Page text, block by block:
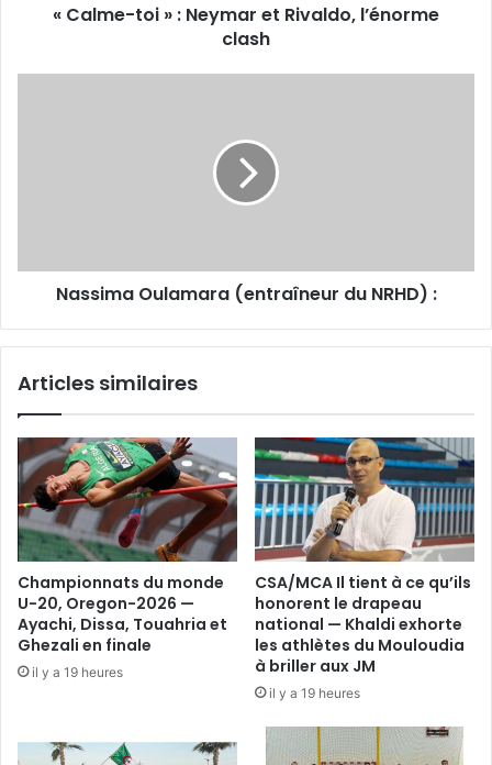
« Calme-toi » : Neymar et Rivaldo, l’énorme
clash
Nassima Oulamara (entraîneur du NRHD) :
Articles similaires
Championnats du monde
U-20, Oregon-2026 —
Ayachi, Dissa, Touahria et
Ghezali en finale
il y a 19 heures
CSA/MCA Il tient à ce qu’ils
honorent le drapeau
national — Khaldi exhorte
les athlètes du Mouloudia
à briller aux JM
il y a 19 heures